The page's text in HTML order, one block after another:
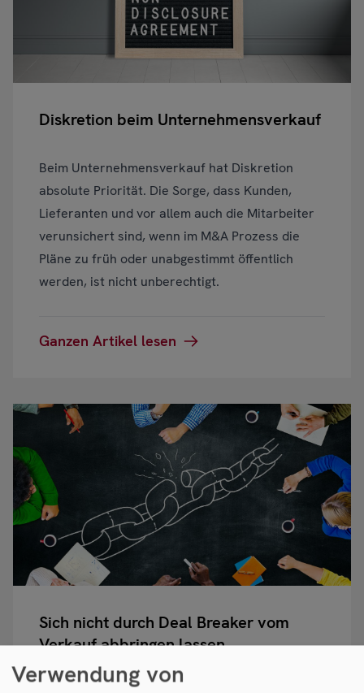
Diskretion beim Unternehmensverkauf
Beim Unternehmensverkauf hat Diskretion
absolute Priorität. Die Sorge, dass Kunden,
Lieferanten und vor allem auch die Mitarbeiter
verunsichert sind, wenn im M&A Prozess die
Pläne zu früh oder unabgestimmt öffentlich
werden, ist nicht unberechtigt.
Ganzen Artikel lesen
Sich nicht durch Deal Breaker vom
Verkauf abbringen lassen
Verwendung von